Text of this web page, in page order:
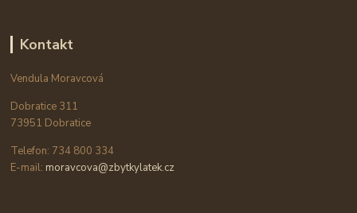
Kontakt
Vendula Moravcová
Dobratice 311
73951 Dobratice
Telefon: 734 800 334
E-mail: moravcova@zbytkylatek.cz